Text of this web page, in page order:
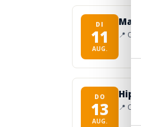
DI
11
AUG.
📍
DO
13
AUG.
📍